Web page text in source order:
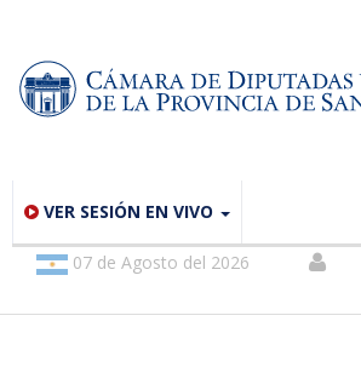
VER SESIÓN EN VIVO
07 de Agosto del 2026